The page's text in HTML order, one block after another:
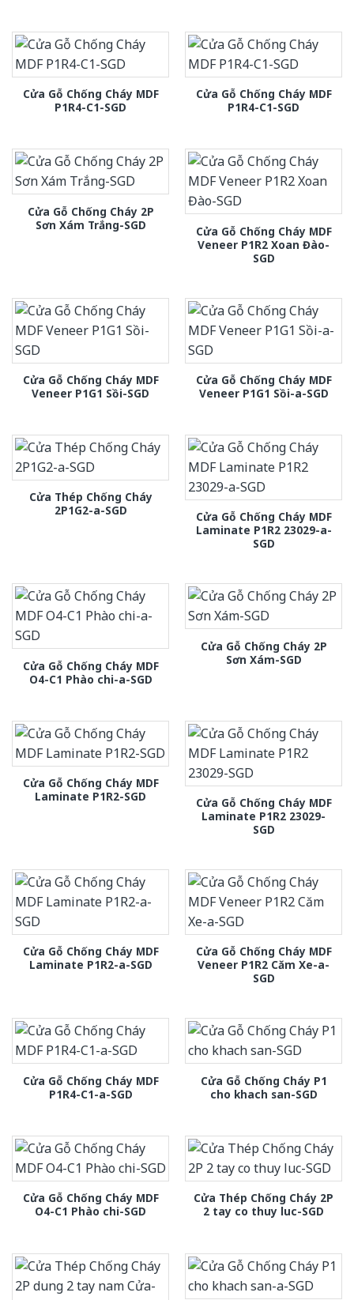
Cửa Gỗ Chống Cháy MDF
P1R4-C1-SGD
Cửa Gỗ Chống Cháy MDF
P1R4-C1-SGD
Cửa Gỗ Chống Cháy 2P
Sơn Xám Trắng-SGD
Cửa Gỗ Chống Cháy MDF
Veneer P1R2 Xoan Đào-
SGD
Cửa Gỗ Chống Cháy MDF
Veneer P1G1 Sồi-SGD
Cửa Gỗ Chống Cháy MDF
Veneer P1G1 Sồi-a-SGD
Cửa Thép Chống Cháy
2P1G2-a-SGD
Cửa Gỗ Chống Cháy MDF
Laminate P1R2 23029-a-
SGD
Cửa Gỗ Chống Cháy MDF
O4-C1 Phào chi-a-SGD
Cửa Gỗ Chống Cháy 2P
Sơn Xám-SGD
Cửa Gỗ Chống Cháy MDF
Laminate P1R2-SGD
Cửa Gỗ Chống Cháy MDF
Laminate P1R2 23029-
SGD
Cửa Gỗ Chống Cháy MDF
Laminate P1R2-a-SGD
Cửa Gỗ Chống Cháy MDF
Veneer P1R2 Căm Xe-a-
SGD
Cửa Gỗ Chống Cháy MDF
P1R4-C1-a-SGD
Cửa Gỗ Chống Cháy P1
cho khach san-SGD
Cửa Gỗ Chống Cháy MDF
O4-C1 Phào chi-SGD
Cửa Thép Chống Cháy 2P
2 tay co thuy luc-SGD